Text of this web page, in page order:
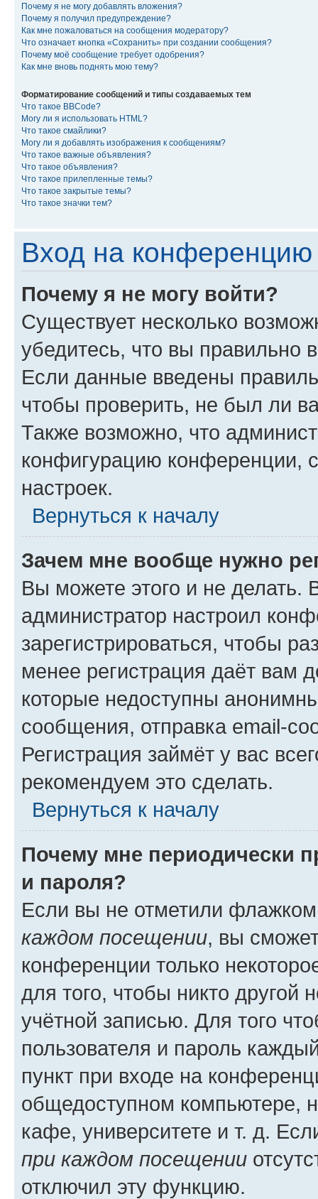
Почему я не могу добавлять вложения?
Почему я получил предупреждение?
Как мне пожаловаться на сообщения модератору?
Что означает кнопка «Сохранить» при создании сообщения?
Почему моё сообщение требует одобрения?
Как мне вновь поднять мою тему?
Форматирование сообщений и типы создаваемых тем
Что такое BBCode?
Могу ли я использовать HTML?
Что такое смайлики?
Могу ли я добавлять изображения к сообщениям?
Что такое важные объявления?
Что такое объявления?
Что такое прилепленные темы?
Что такое закрытые темы?
Что такое значки тем?
Вход на конференцию
Почему я не могу войти?
Существует несколько
убедитесь, что вы правильно
Если данные введены
чтобы проверить, не был ли
Также возможно, что
конфигурацию конференции,
настроек.
Вернуться к началу
Зачем мне вообще нужно
Вы можете этого и не делать.
администратор настроил
зарегистрироваться, чтобы
менее регистрация даёт вам
которые недоступны
сообщения, отправка email-
Регистрация займёт у вас
рекомендуем это сделать.
Вернуться к началу
Почему мне периодически
и пароля?
Если вы не отметили
каждом посещении, вы
конференции только
для того, чтобы никто другой
учётной записью. Для того
пользователя и пароль
пункт при входе на
общедоступном компьютере,
кафе, университете и т. д.
при каждом посещении
отключил эту функцию.